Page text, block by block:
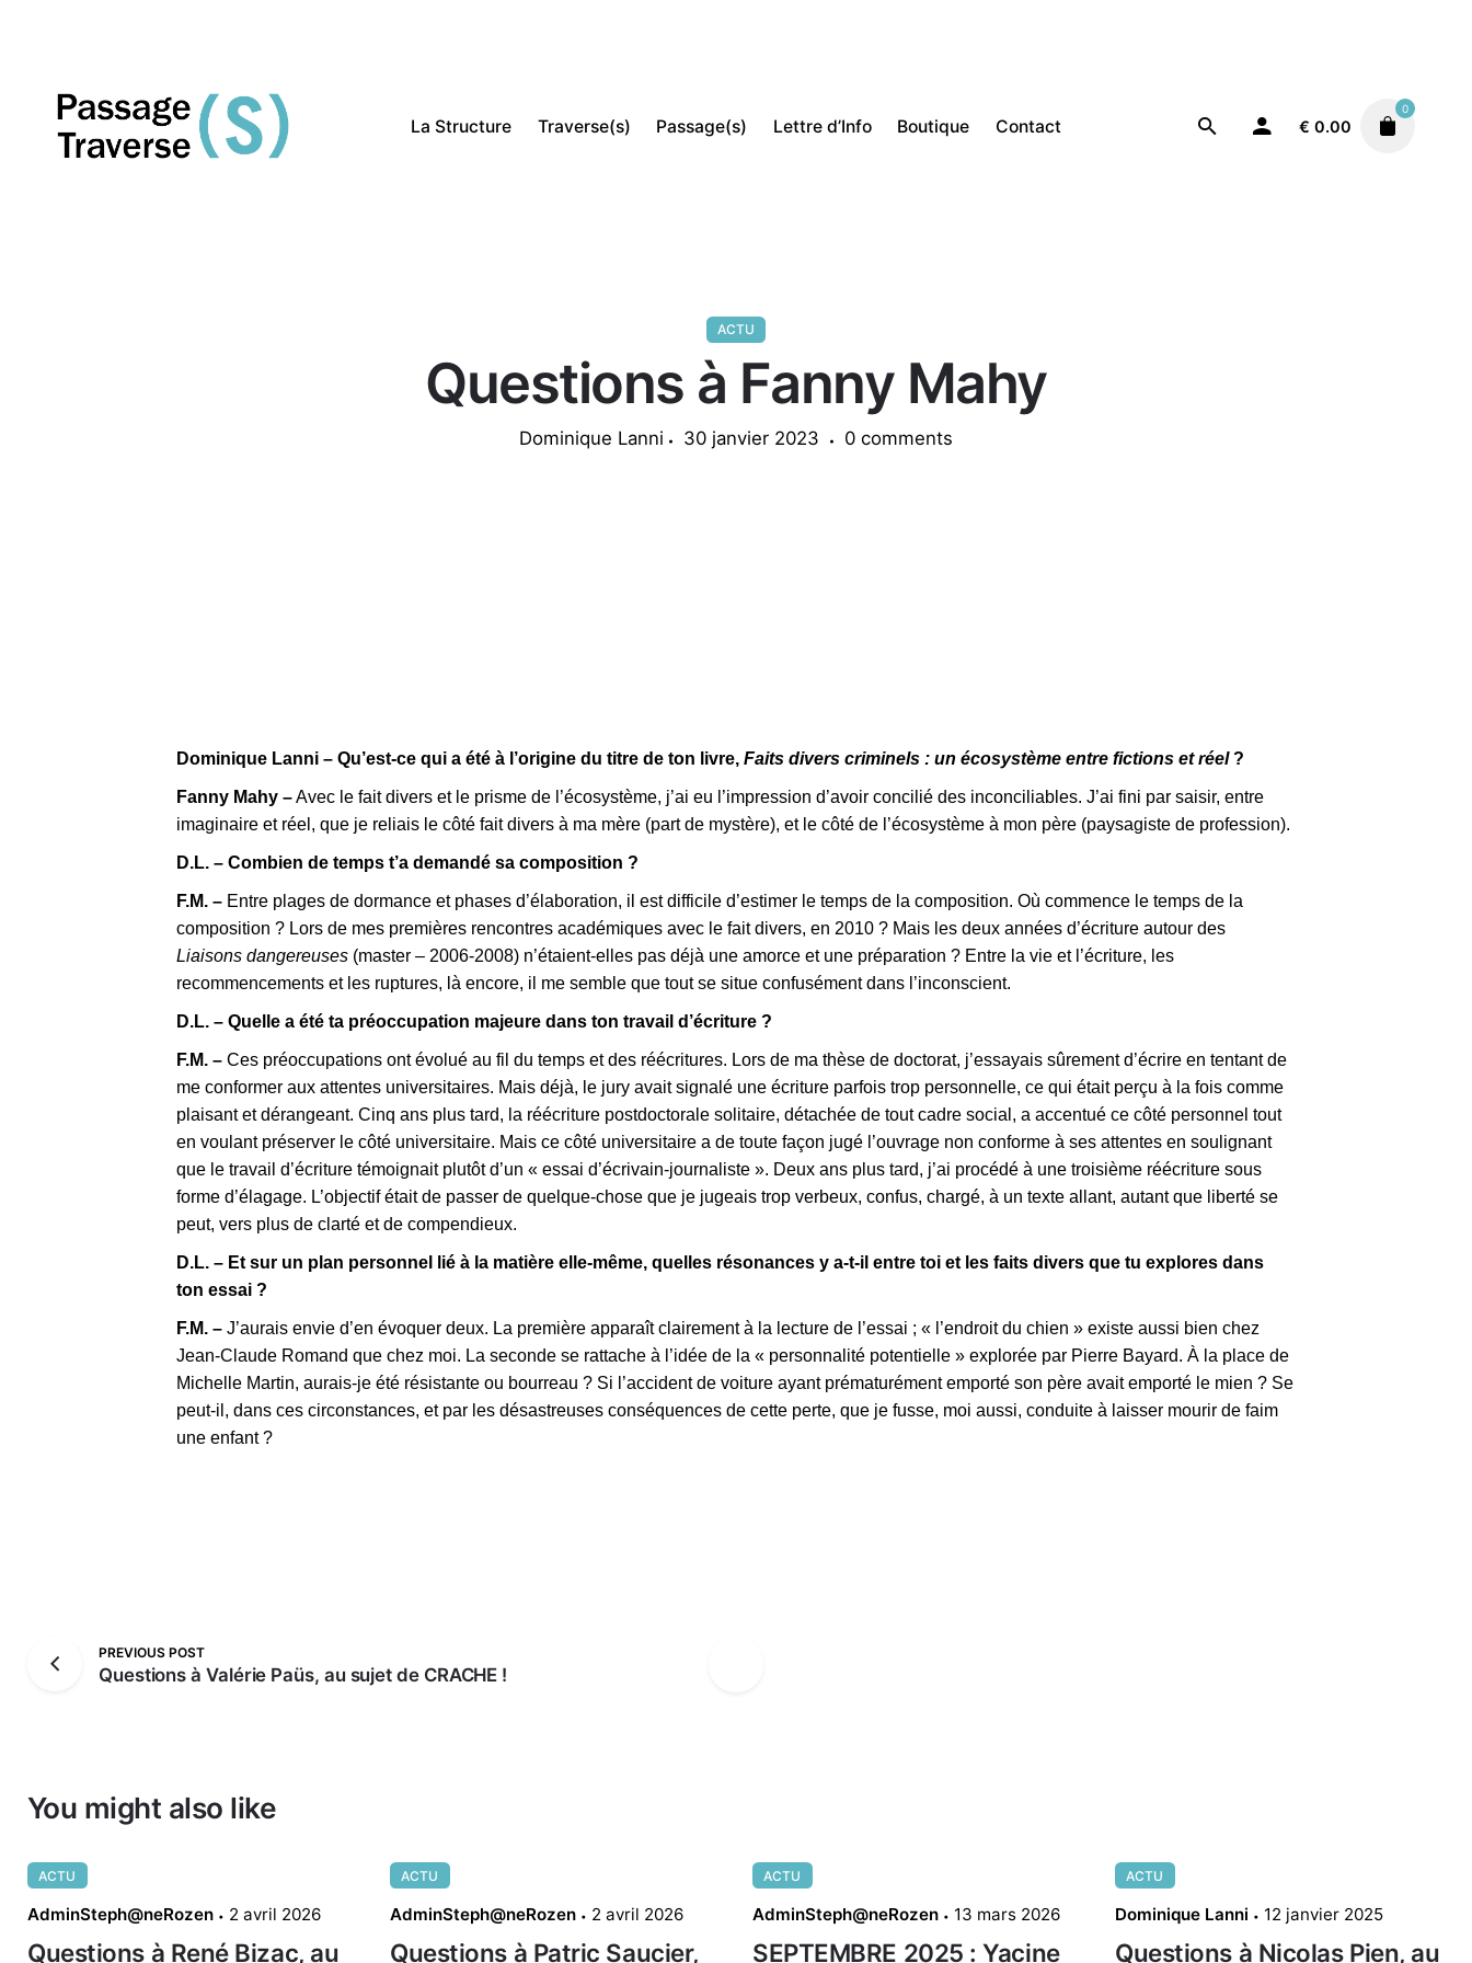
La Structure Traverse(s) Passage(s) Lettre d’Info Boutique Contact € 0.00
0
ACTU
Questions à Fanny Mahy
Dominique Lanni 30 janvier 2023 0 comments
Dominique Lanni – Qu’est-ce qui a été à l’origine du titre de ton livre,Faits divers criminels : un écosystème entre fictions et réel?
Fanny Mahy –Avec le fait divers et le prisme de l’écosystème, j’ai eu l’impression d’avoir concilié des inconciliables. J’ai fini par saisir, entre
imaginaire et réel, que je reliais le côté fait divers à ma mère (part de mystère), et le côté de l’écosystème à mon père (paysagiste de profession).
D.L. – Combien de temps t’a demandé sa composition ?
F.M. – Entre plages de dormance et phases d’élaboration, il est difficile d’estimer le temps de la composition. Où commence le temps de la
composition ? Lors de mes premières rencontres académiques avec le fait divers, en 2010 ? Mais les deux années d’écriture autour des
Liaisons dangereuses (master – 2006-2008) n’étaient-elles pas déjà une amorce et une préparation ? Entre la vie et l’écriture, les
recommencements et les ruptures, là encore, il me semble que tout se situe confusément dans l’inconscient.
D.L. – Quelle a été ta préoccupation majeure dans ton travail d’écriture ?
F.M. – Ces préoccupations ont évolué au fil du temps et des réécritures. Lors de ma thèse de doctorat, j’essayais sûrement d’écrire en tentant de
me conformer aux attentes universitaires. Mais déjà, le jury avait signalé une écriture parfois trop personnelle, ce qui était perçu à la fois comme
plaisant et dérangeant. Cinq ans plus tard, la réécriture postdoctorale solitaire, détachée de tout cadre social, a accentué ce côté personnel tout
en voulant préserver le côté universitaire. Mais ce côté universitaire a de toute façon jugé l’ouvrage non conforme à ses attentes en soulignant
que le travail d’écriture témoignait plutôt d’un « essai d’écrivain-journaliste ». Deux ans plus tard, j’ai procédé à une troisième réécriture sous
forme d’élagage. L’objectif était de passer de quelque-chose que je jugeais trop verbeux, confus, chargé, à un texte allant, autant que liberté se
peut, vers plus de clarté et de compendieux.
D.L. – Et sur un plan personnel lié à la matière elle-même, quelles résonances y a-t-il entre toi et les faits divers que tu explores dans
ton essai ?
F.M. – J’aurais envie d’en évoquer deux. La première apparaît clairement à la lecture de l’essai ; « l’endroit du chien » existe aussi bien chez
Jean-Claude Romand que chez moi. La seconde se rattache à l’idée de la « personnalité potentielle » explorée par Pierre Bayard. À la place de
Michelle Martin, aurais-je été résistante ou bourreau ? Si l’accident de voiture ayant prématurément emporté son père avait emporté le mien ? Se
peut-il, dans ces circonstances, et par les désastreuses conséquences de cette perte, que je fusse, moi aussi, conduite à laisser mourir de faim
une enfant ?
PREVIOUS POST
Questions à Valérie Paüs, au sujet de CRACHE !
You might also like
ACTU
AdminSteph@neRozen 2 avril 2026
Questions à René Bizac, au
ACTU
AdminSteph@neRozen 2 avril 2026
Questions à Patric Saucier,
ACTU
AdminSteph@neRozen 13 mars 2026
SEPTEMBRE 2025 : Yacine
ACTU
Dominique Lanni 12 janvier 2025
Questions à Nicolas Pien, au